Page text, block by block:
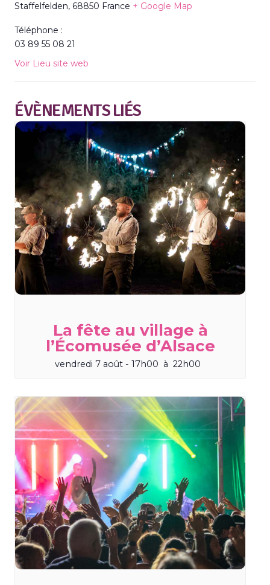
Staffelfelden, 68850 France + Google Map
Téléphone :
03 89 55 08 21
Voir Lieu site web
ÉVÈNEMENTS LIÉS
La fête au village à
l’Écomusée d’Alsace
vendredi 7 août - 17h00 à 22h00